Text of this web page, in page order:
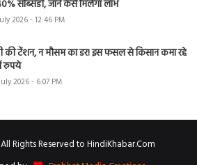
सब्सिडी, जानें कैसे मिलेगा लाभ
2026 - 12:46 PM
की टेंशन, न मौसम का डर! इस फसल से किसान कमा रहे
रुपये
2026 - 6:07 PM
Rights Reserved to HindiKhabar.Com